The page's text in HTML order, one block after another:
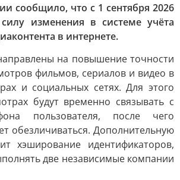
сообщило, что с 1 сентября 2026
изменения в системе учёта
в интернете.
на повышение точности
фильмов, сериалов и видео в
и социальных сетях. Для этого
будут временно связывать с
пользователя, после чего
обезличиваться. Дополнительную
хэширование идентификаторов,
две независимые компании